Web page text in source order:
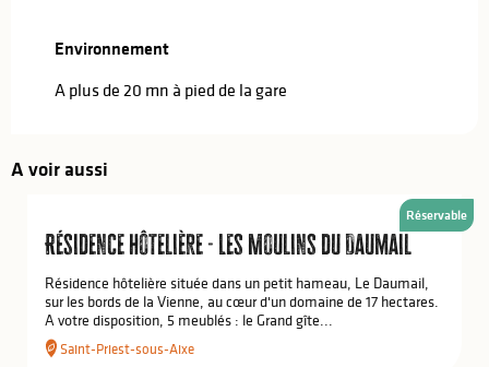
Environnement
Environnement
A plus de 20 mn à pied de la gare
A voir aussi
Résidence hôtelière - Les Moulins du Daumail
Résidence hôtelière située dans un petit hameau, Le Daumail,
sur les bords de la Vienne, au cœur d'un domaine de 17 hectares.
A votre disposition, 5 meublés : le Grand gîte...
Saint-Priest-sous-Aixe
Réservable